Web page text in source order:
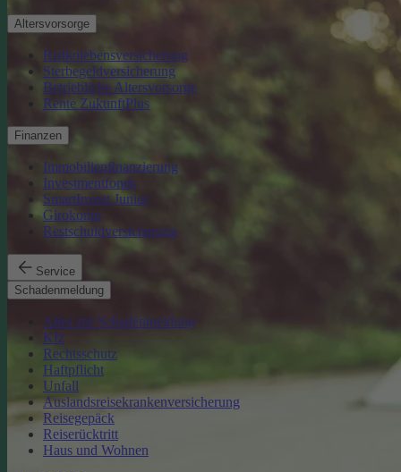
Altersvorsorge
Risikolebensversicherung
Sterbegeldversicherung
Betriebliche Altersvorsorge
Rente ZukunftPlus
Finanzen
Immobilienfinanzierung
Investmentfonds
SmartInvest Junior
Girokonto
Restschuldversicherung
Service
Schadenmeldung
Alles zur Schadenmeldung
Kfz
Rechtsschutz
Haftpflicht
Unfall
Auslandsreisekrankenversicherung
Reisegepäck
Reiserücktritt
Haus und Wohnen